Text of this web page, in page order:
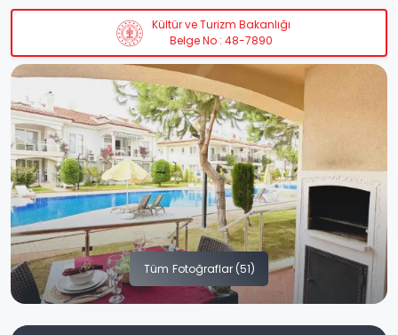
Kültür ve Turizm Bakanlığı
Belge No : 48-7890
Tüm Fotoğraflar (51)